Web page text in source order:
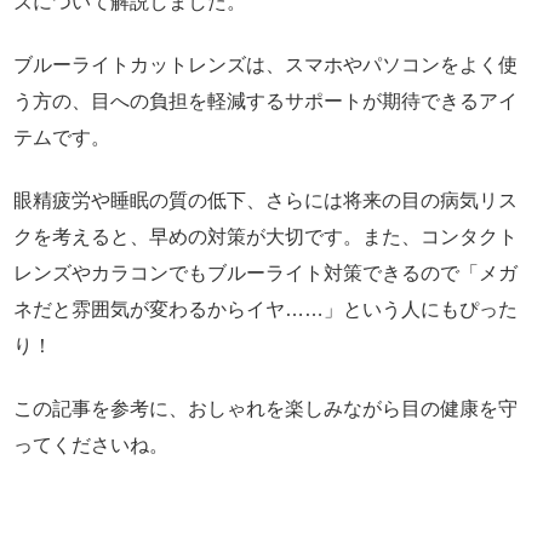
ブルーライトカットレンズは、スマホやパソコンをよく使
う方の、目への負担を軽減するサポートが期待できるアイ
テムです。
眼精疲労や睡眠の質の低下、さらには将来の目の病気リス
クを考えると、早めの対策が大切です。また、コンタクト
レンズやカラコンでもブルーライト対策できるので「メガ
ネだと雰囲気が変わるからイヤ……」という人にもぴった
り！
この記事を参考に、おしゃれを楽しみながら目の健康を守
ってくださいね。